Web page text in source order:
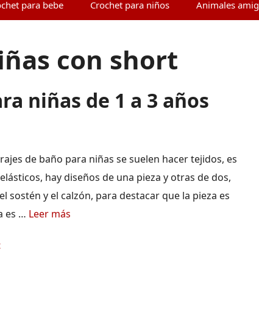
para bebe Crochet para niños Animales
con short
niñas de 1 a 3 años
de baño para niñas se suelen hacer tejidos, es
hay diseños de una pieza y otras de dos,
sostén y el calzón, para destacar que la pieza es
es … Leer más